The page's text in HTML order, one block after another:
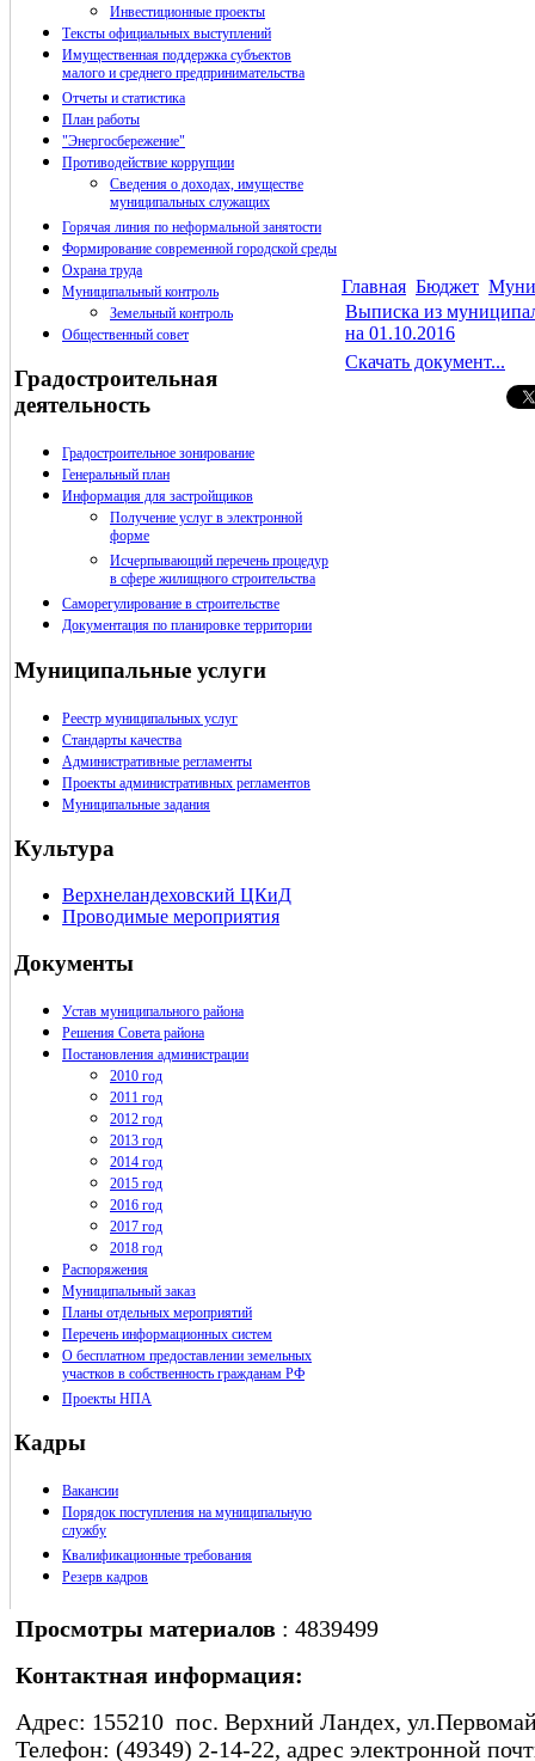
Инвестиционные проекты
Тексты официальных выступлений
Имущественная поддержка субъектов
малого и среднего предпринимательства
Отчеты и статистика
План работы
"Энергосбережение"
Противодействие коррупции
Сведения о доходах, имуществе
муниципальных служащих
Горячая линия по неформальной занятости
Формирование современной городской среды
Охрана труда
Муниципальный контроль
Земельный контроль
Общественный совет
Градостроительная
деятельность
Градостроительное зонирование
Генеральный план
Информация для застройщиков
Получение услуг в электронной
форме
Исчерпывающий перечень процедур
в сфере жилищного строительства
Саморегулирование в строительстве
Документация по планировке территории
Муниципальные услуги
Реестр муниципальных услуг
Стандарты качества
Административные регламенты
Проекты административных регламентов
Муниципальные задания
Культура
Верхнеландеховский ЦКиД
Проводимые мероприятия
Документы
Устав муниципального района
Решения Совета района
Постановления администрации
2010 год
2011 год
2012 год
2013 год
2014 год
2015 год
2016 год
2017 год
2018 год
Распоряжения
Муниципальный заказ
Планы отдельных мероприятий
Перечень информационных систем
О бесплатном предоставлении земельных
участков в собственность гражданам РФ
Проекты НПА
Кадры
Вакансии
Порядок поступления на муниципальную
службу
Квалификационные требования
Резерв кадров
Главная Бюджет
Выписка из
на 01.10.2016
Скачать документ...
Просмотры материалов : 4839499
Контактная информация:
Адрес: 155210 пос. Верхний Ландех,
Телефон: (49349) 2-14-22, адрес электронной